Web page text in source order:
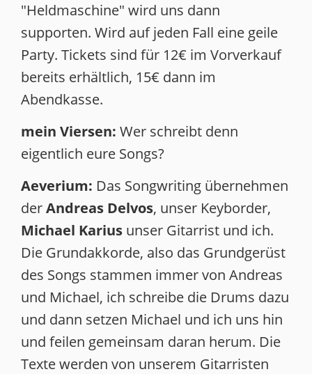
"Heldmaschine" wird uns dann
supporten. Wird auf jeden Fall eine geile
Party. Tickets sind für 12€ im Vorverkauf
bereits erhältlich, 15€ dann im
Abendkasse.
mein Viersen: Wer schreibt denn
eigentlich eure Songs?
Aeverium: Das Songwriting übernehmen
derAndreas Delvos, unser Keyborder,
Michael Karius unser Gitarrist und ich.
Die Grundakkorde, also das Grundgerüst
des Songs stammen immer von Andreas
und Michael, ich schreibe die Drums dazu
und dann setzen Michael und ich uns hin
und feilen gemeinsam daran herum. Die
Texte werden von unserem Gitarristen